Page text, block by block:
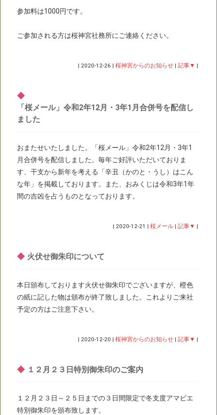
参加料は1000円です。
ご参加される方は桜神宮社務所にご連絡ください。
| 2020-12-26 |桜神宮からのお知らせ |記事▼ |
◆
「桜メール」令和2年12月・3年1月合併号を配信し
ました
おまたせいたしました。「桜メール」令和2年12月・3年1
月合併号を配信しました。毎年ご好評いただいておりま
す、干支から新年を考える「辛丑（かのと・うし）はこん
な年」を掲載しております。また、おみくじは令和3年1年
間の吉凶を占うものとなっております。
| 2020-12-21 |桜メール |記事▼ |
◆ 火伏せ御朱印について
本日頒布しております火伏せ御朱印でございますが、橙色
の紙に記した物は頒布が終了致しました。これよりご来社
予定の方はご注意下さい。
| 2020-12-20 |桜神宮からのお知らせ |記事▼ |
◆ １２月２３日特別御朱印のご案内
１２月２３日～２５日までの３日間限定で冬支度アマビエ
特別御朱印を頒布致します。